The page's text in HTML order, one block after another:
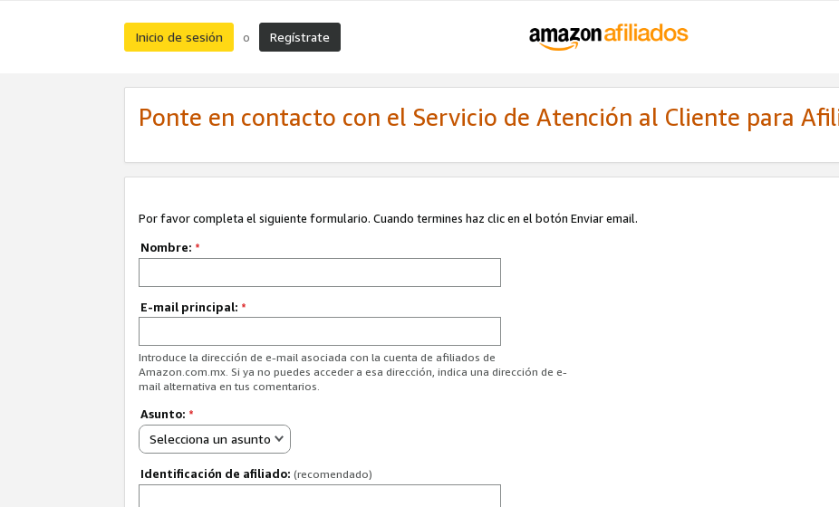
Inicio de sesión o Regístrate
Ponte en contacto con el Servicio de Atención al Cliente para
Por favor completa el siguiente formulario. Cuando termines haz clic en el botón Enviar email.
Nombre: *
E-mail principal: *
Introduce la dirección de e-mail asociada con la cuenta de afiliados de
Amazon.com.mx. Si ya no puedes acceder a esa dirección, indica una dirección de e-
mail alternativa en tus comentarios.
Asunto: *
Selecciona un asunto
Identificación de afiliado: (recomendado)